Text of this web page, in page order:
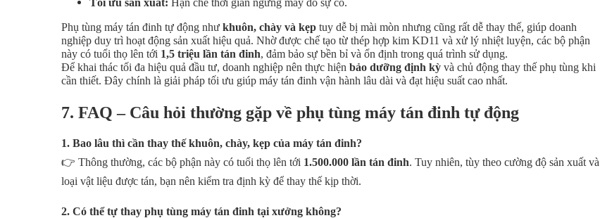
Phụ tùng máy tán đinh tự động như khuôn, chày và kẹp tuy dễ bị mài mòn nhưng cũng rất dễ thay thế, giúp doanh
nghiệp duy trì hoạt động sản xuất hiệu quả. Nhờ được chế tạo từ thép hợp kim KD11 và xử lý nhiệt luyện, các bộ phận
này có tuổi thọ lên tới 1,5 triệu lần tán đinh, đảm bảo sự bền bỉ và ổn định trong quá trình sử dụng.
Để khai thác tối đa hiệu quả đầu tư, doanh nghiệp nên thực hiện bảo dưỡng định kỳ và chủ động thay thế phụ tùng khi
cần thiết. Đây chính là giải pháp tối ưu giúp máy tán đinh vận hành lâu dài và đạt hiệu suất cao nhất.
7. FAQ – Câu hỏi thường gặp về phụ tùng máy tán đinh tự động
1. Bao lâu thì cần thay thế khuôn, chày, kẹp của máy tán đinh?
👉 Thông thường, các bộ phận này có tuổi thọ lên tới 1.500.000 lần tán đinh. Tuy nhiên, tùy theo cường độ sản xuất và
loại vật liệu được tán, bạn nên kiểm tra định kỳ để thay thế kịp thời.
2. Có thể tự thay phụ tùng máy tán đinh tại xưởng không?